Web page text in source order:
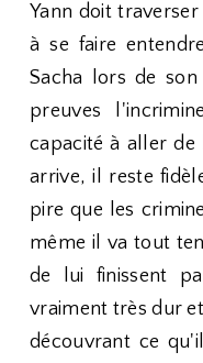
Yann doit
à se faire
Sacha lors de
preuves
capacité à aller
arrive, il reste
pire que les
même il va tout
de lui finissent
vraiment très dur
découvrant ce